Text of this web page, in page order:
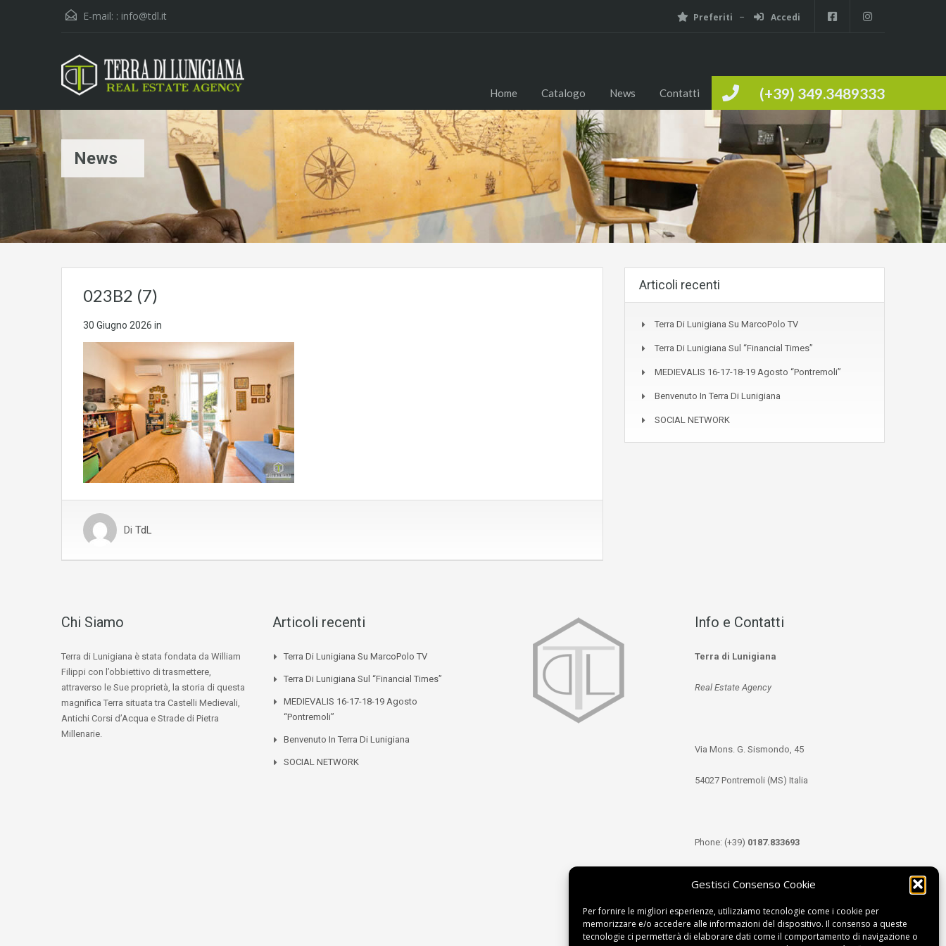
Gestisci Consenso Cookie
Per fornire le migliori esperienze, utilizziamo tecnologie come i cookie per
memorizzare e/o accedere alle informazioni del dispositivo. Il consenso a queste
tecnologie ci permetterà di elaborare dati come il comportamento di navigazione o
E-mail: : info@tdl.it Preferiti Accedi
(+39) 349.3489333
Home Catalogo News Contatti
News
023B2 (7)
30 Giugno 2026 in
Di TdL
Articoli recenti
Terra Di Lunigiana Su MarcoPolo TV
Terra Di Lunigiana Sul “Financial Times”
MEDIEVALIS 16-17-18-19 Agosto “Pontremoli”
Benvenuto In Terra Di Lunigiana
SOCIAL NETWORK
Chi Siamo
Terra di Lunigiana è stata fondata da William
Filippi con l’obbiettivo di trasmettere,
attraverso le Sue proprietà, la storia di questa
magnifica Terra situata tra Castelli Medievali,
Antichi Corsi d’Acqua e Strade di Pietra
Millenarie.
Articoli recenti
Terra Di Lunigiana Su MarcoPolo TV
Terra Di Lunigiana Sul “Financial Times”
MEDIEVALIS 16-17-18-19 Agosto
“Pontremoli”
Benvenuto In Terra Di Lunigiana
SOCIAL NETWORK
Info e Contatti
Terra di Lunigiana
Real Estate Agency
Via Mons. G. Sismondo, 45
54027 Pontremoli (MS) Italia
Phone: (+39) 0187.833693
Email:info@tdl.it